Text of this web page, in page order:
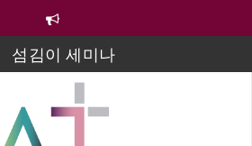
섬김이 세미나
태희 자매 졸업연주
린이 주일 유초등부 발표